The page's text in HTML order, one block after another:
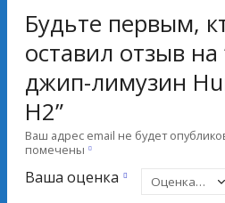
Будьте первым,
оставил отзыв
джип-лимузин
H2”
Ваш адрес email не будет
помечены
Ваша оценка